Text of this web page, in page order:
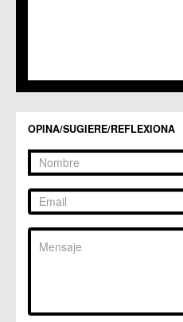
OPINA/SUGIERE/REFLEXIONA